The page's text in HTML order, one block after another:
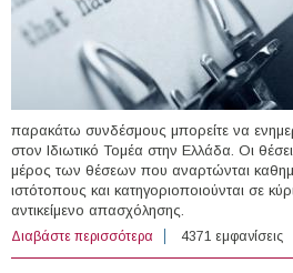
παρακάτω συνδέσμους μπορείτε να
στον Ιδιωτικό Τομέα στην Ελλάδα. Οι
μέρος των θέσεων που αναρτώνται
ιστότοπους και κατηγοριοποιούνται σε
αντικείμενο απασχόλησης.
Διαβάστε περισσότερα για 230 θέσεις
Ελλάδα (21/01/2016)
4371 εμφανίσεις